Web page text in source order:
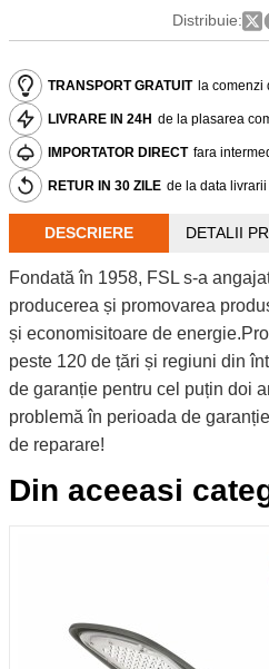
Distribuie:
TRANSPORT GRATUIT la comenzi
LIVRARE IN 24H de la plasarea
IMPORTATOR DIRECT fara
RETUR IN 30 ZILE de la data
DESCRIERE DETALII
Fondată în 1958, FSL s-a
producerea și promovarea
și economisitoare de
peste 120 de țări și regiuni din
de garanție pentru cel puțin doi
problemă în perioada de
de reparare!
Din aceeasi